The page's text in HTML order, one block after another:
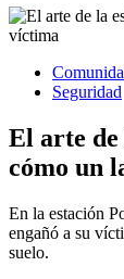
Seguridad
El arte de
cómo un
En la estación
engañó a su
suelo.